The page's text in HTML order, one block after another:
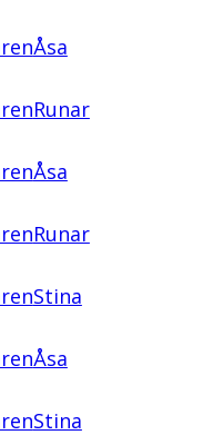
Åsa
Runar
Åsa
Runar
Stina
Åsa
Stina